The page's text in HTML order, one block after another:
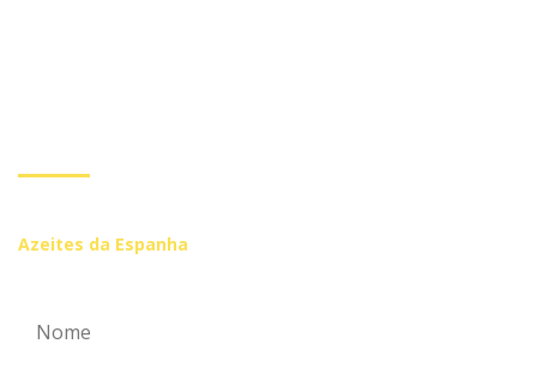
Azeites da Espanha